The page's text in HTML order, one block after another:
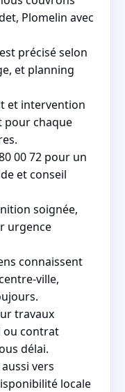
Plomelin avec
précisé selon
et planning
et intervention
pour chaque
00 72 pour un
et conseil
soignée,
urgence
connaissent
ville,
travaux
ou contrat
délai.
vers
locale